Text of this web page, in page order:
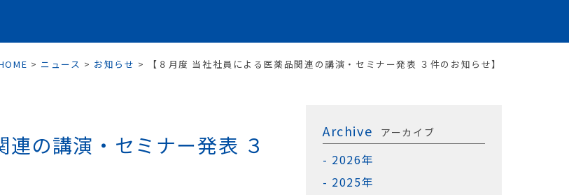
> ニュース > お知らせ > 【８月度 当社社員による医薬品関連の講演・セミナー発表 ３件のお知らせ】
連の講演・セミナー発表 ３
Archive アーカイブ
2026年
2025年